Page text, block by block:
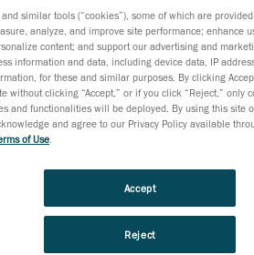
similar tools (“cookies”), some of which are
analyze, and improve site performance; enhance
content; and support our advertising and
information and data, including device data, IP
for these and similar purposes. By clicking
without clicking “Accept,” or if you click “Reject,” only
and functionalities will be deployed. By using this site
and agree to our Privacy Policy available
of Use
Reject
Accept